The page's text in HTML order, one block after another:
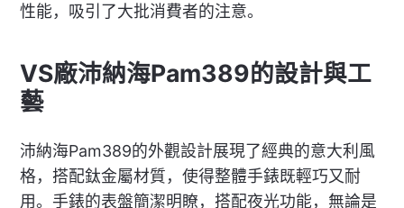
性能，吸引了大批消費者的注意。
VS廠沛納海Pam389的設計與工
藝
沛納海Pam389的外觀設計展現了經典的意大利風
格，搭配鈦金屬材質，使得整體手錶既輕巧又耐
用。手錶的表盤簡潔明瞭，搭配夜光功能，無論是